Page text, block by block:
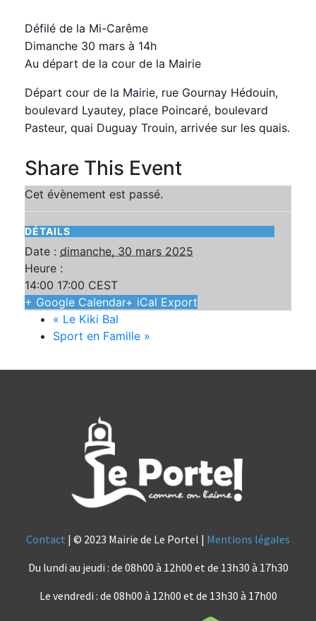
Défilé de la Mi-Carême
Dimanche 30 mars à 14h
Au départ de la cour de la Mairie
Départ cour de la Mairie, rue Gournay Hédouin,
boulevard Lyautey, place Poincaré, boulevard
Pasteur, quai Duguay Trouin, arrivée sur les quais.
Share This Event
Cet évènement est passé.
DÉTAILS
Date : dimanche, 30 mars 2025
Heure :
14:00 17:00 CEST
+ Google Calendar+ iCal Export
« Le Kiki Bal
Sport en Famille »
Contact | © 2023 Mairie de Le Portel | Mentions légales
Du lundi au jeudi : de 08h00 à 12h00 et de 13h30 à 17h30
Le vendredi : de 08h00 à 12h00 et de 13h30 à 17h00